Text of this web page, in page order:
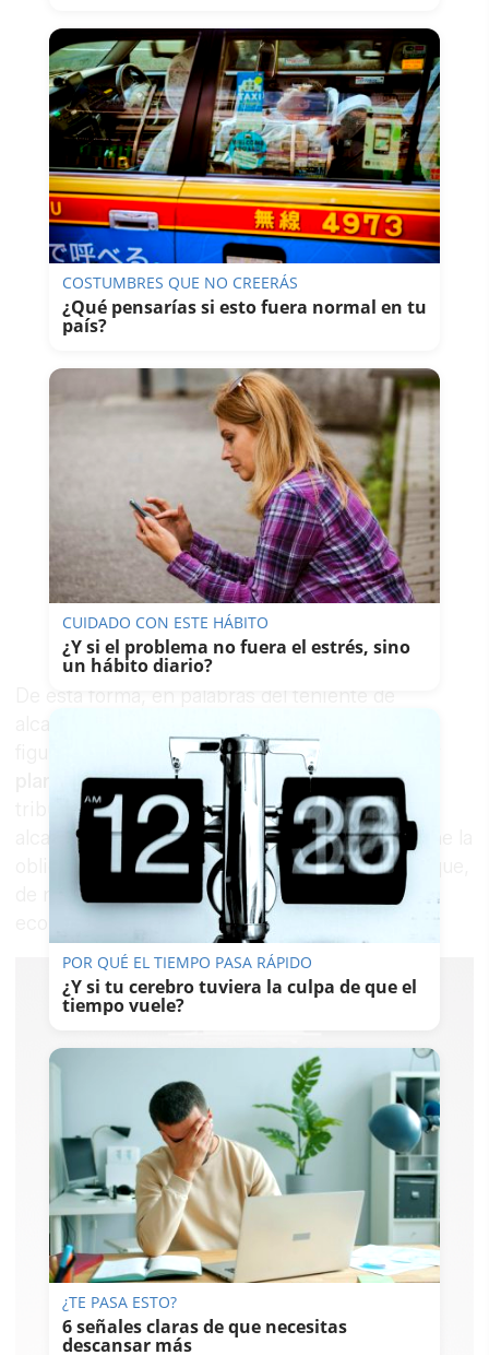
De esta forma, en palabras del teniente de
figuras de planeamiento—estudio de detalle y
plan parcial—que fueron anuladas por los
tribunales en su día. Por último, el teniente de
alcaldesa ha indicado que “el Ayuntamiento tiene la
obligación de regularizar situaciones jurídicas que,
de no hacerse, conllevaría un grave perjuicio
económico y comercial para la ciudad”.
COSTUMBRES QUE NO CREERÁS
¿Qué pensarías si esto fuera normal en tu
país?
CUIDADO CON ESTE HÁBITO
¿Y si el problema no fuera el estrés, sino
un hábito diario?
POR QUÉ EL TIEMPO PASA RÁPIDO
¿Y si tu cerebro tuviera la culpa de que el
tiempo vuele?
¿TE PASA ESTO?
6 señales claras de que necesitas
descansar más